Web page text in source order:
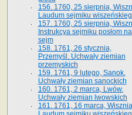
156. 1760, 25 sierpnia,
Laudum sejmiku
157. 1760, 25 sierpnia,
Instrukcya sejmiku posłom na
sejm
158. 1761, 26 stycznia,
Przemyśl. Uchwały ziemian
przemyskich
159. 1761, 9 lutego, Sanok.
Uchwały ziemian sanockich
160. 1761, 2 marca, Lwów.
Uchwały ziemian lwowskich
161. 1761, 16 marca,